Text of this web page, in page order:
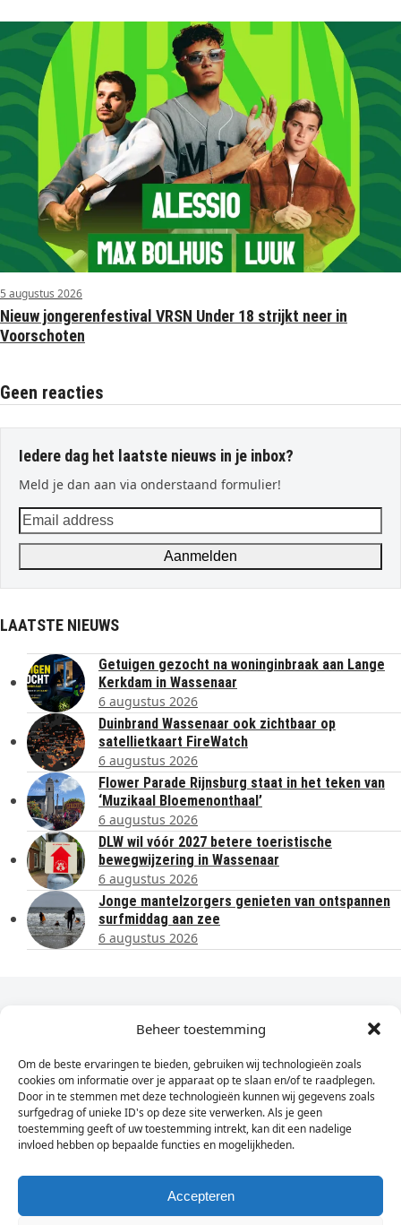
Beheer toestemming
Om de beste ervaringen te bieden, gebruiken wij technologieën zoals
cookies om informatie over je apparaat op te slaan en/of te raadplegen.
Door in te stemmen met deze technologieën kunnen wij gegevens zoals
surfgedrag of unieke ID's op deze site verwerken. Als je geen
toestemming geeft of uw toestemming intrekt, kan dit een nadelige
invloed hebben op bepaalde functies en mogelijkheden.
Accepteren
5 augustus 2026
Nieuw jongerenfestival VRSN Under 18 strijkt neer in
Voorschoten
Geen reacties
Iedere dag het laatste nieuws in je inbox?
Meld je dan aan via onderstaand formulier!
Email
address
Aanmelden
LAATSTE NIEUWS
Getuigen gezocht na woninginbraak aan Lange
Kerkdam in Wassenaar
6 augustus 2026
Duinbrand Wassenaar ook zichtbaar op
satellietkaart FireWatch
6 augustus 2026
Flower Parade Rijnsburg staat in het teken van
‘Muzikaal Bloemenonthaal’
6 augustus 2026
DLW wil vóór 2027 betere toeristische
bewegwijzering in Wassenaar
6 augustus 2026
Jonge mantelzorgers genieten van ontspannen
surfmiddag aan zee
6 augustus 2026
Dagelijks het laatste nieuws in je e-mail?
Vul
hier
je
e-
mailadres
in
Sign Up